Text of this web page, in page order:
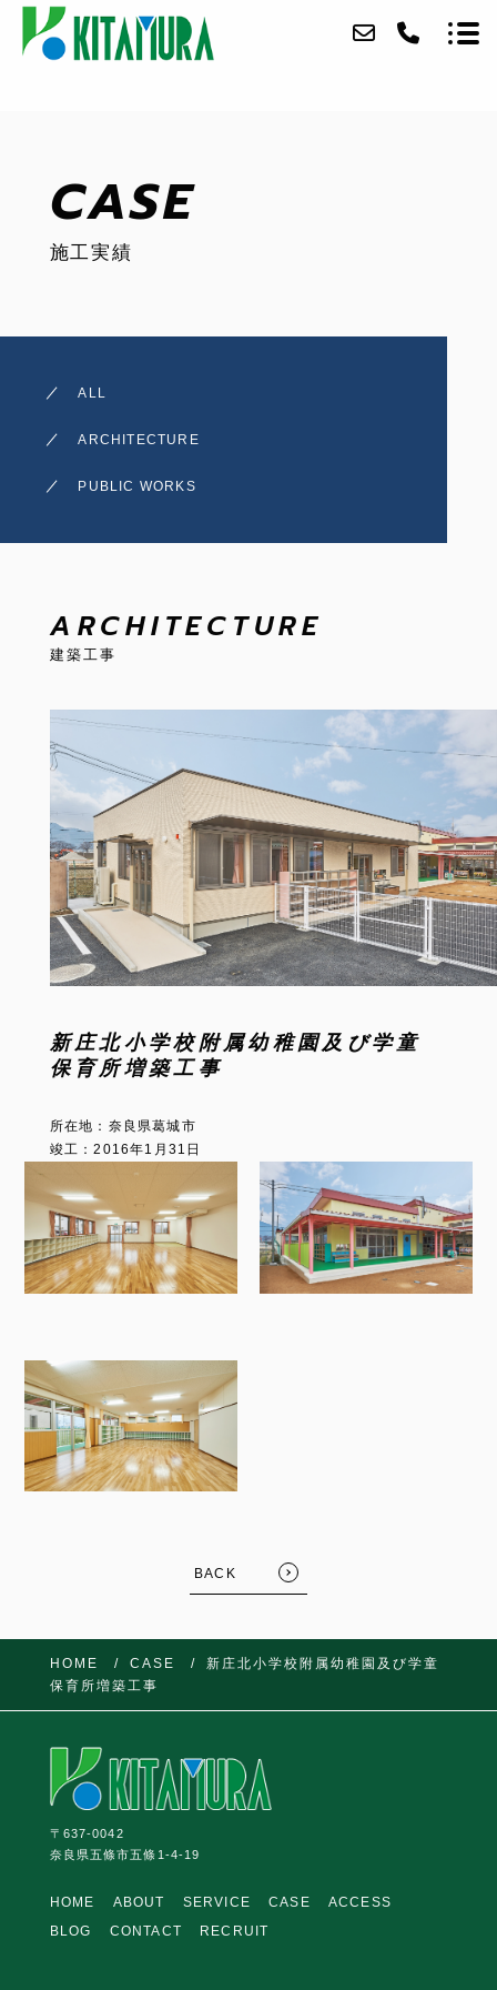
CASE
施工実績
ALL
ARCHITECTURE
PUBLIC WORKS
ARCHITECTURE
建築工事
新庄北小学校附属幼稚園及び学童
保育所増築工事
所在地：奈良県葛城市
竣工：2016年1月31日
BACK
HOME CASE
新庄北小学校附属幼稚園及び学童
保育所増築工事
〒637-0042
奈良県五條市五條1-4-19
HOME ABOUT SERVICE CASE
ACCESS
BLOG
CONTACT RECRUIT